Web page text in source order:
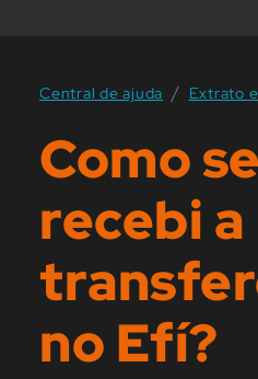
Central de ajuda / Extrato
Como
recebi a
no Efí?